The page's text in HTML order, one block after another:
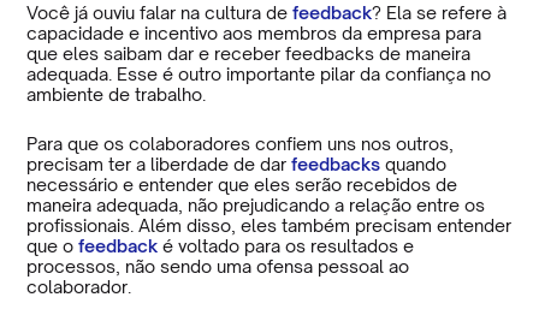
Você já ouviu falar na cultura defeedback? Ela se refere à
capacidade e incentivo aos membros da empresa para
que eles saibam dar e receber feedbacks de maneira
adequada. Esse é outro importante pilar da confiança no
ambiente de trabalho.
Para que os colaboradores confiem uns nos outros,
precisam ter a liberdade de darfeedbacks quando
necessário e entender que eles serão recebidos de
maneira adequada, não prejudicando a relação entre os
profissionais. Além disso, eles também precisam entender
que ofeedback é voltado para os resultados e
processos, não sendo uma ofensa pessoal ao
colaborador.